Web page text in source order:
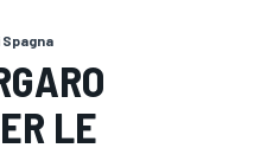
Spagna
LE